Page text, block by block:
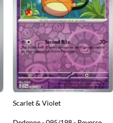
Scarlet & Violet